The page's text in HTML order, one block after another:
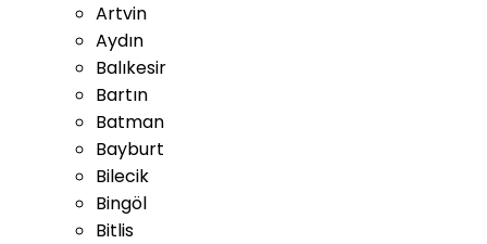
Artvin
Aydın
Balıkesir
Bartın
Batman
Bayburt
Bilecik
Bingöl
Bitlis